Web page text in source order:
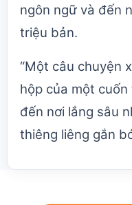
ngôn ngữ và đến
triệu bản.
“Một câu chuyện
hộp của một
đến nơi lắng sâu
thiêng liêng gắn